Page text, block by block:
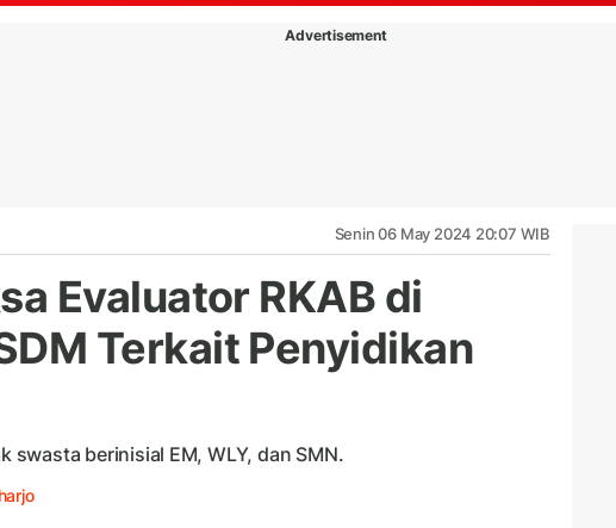
Advertisement
Senin 06 May 2024 20:07 WIB
Evaluator RKAB di
Terkait Penyidikan
swasta berinisial EM, WLY, dan SMN.